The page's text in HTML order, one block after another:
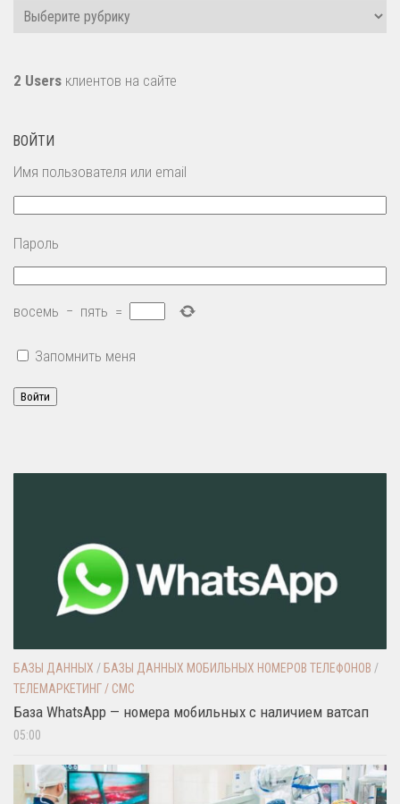
Рубрики
2 Users клиентов на сайте
ВОЙТИ
Имя пользователя или email
Пароль
восемь − пять =
Запомнить меня
Войти
БАЗЫ ДАННЫХ / БАЗЫ ДАННЫХ МОБИЛЬНЫХ НОМЕРОВ ТЕЛЕФОНОВ /
ТЕЛЕМАРКЕТИНГ / СМС
База WhatsApp — номера мобильных с наличием ватсап
05:00